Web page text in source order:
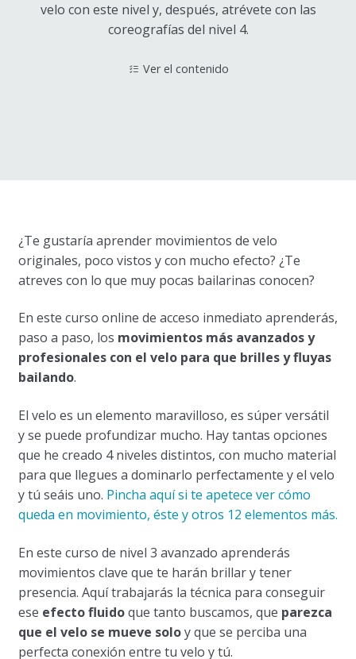
velo con este nivel y, después, atrévete con las
coreografías del nivel 4.
Ver el contenido
¿Te gustaría aprender movimientos de velo
originales, poco vistos y con mucho efecto? ¿Te
atreves con lo que muy pocas bailarinas conocen?
En este curso online de acceso inmediato aprenderás,
paso a paso, los movimientos más avanzados y
profesionales con el velo para que brilles y fluyas
bailando.
El velo es un elemento maravilloso, es súper versátil
y se puede profundizar mucho. Hay tantas opciones
que he creado 4 niveles distintos, con mucho material
para que llegues a dominarlo perfectamente y el velo
y tú seáis uno. Pincha aquí si te apetece ver cómo
queda en movimiento, éste y otros 12 elementos más.
En este curso de nivel 3 avanzado aprenderás
movimientos clave que te harán brillar y tener
presencia. Aquí trabajarás la técnica para conseguir
ese efecto fluidoque tanto buscamos, que parezca
que el velo se mueve soloy que se perciba una
perfecta conexión entre tu velo y tú.